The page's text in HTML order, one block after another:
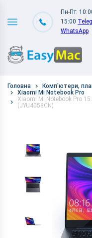
Пн-Пт:
15:00
WhatsApp
Головна Комп'ютери,
Xiaomi Mi Notebook Pro
Xiaomi Mi Notebook Pro
(JYU4058CN)